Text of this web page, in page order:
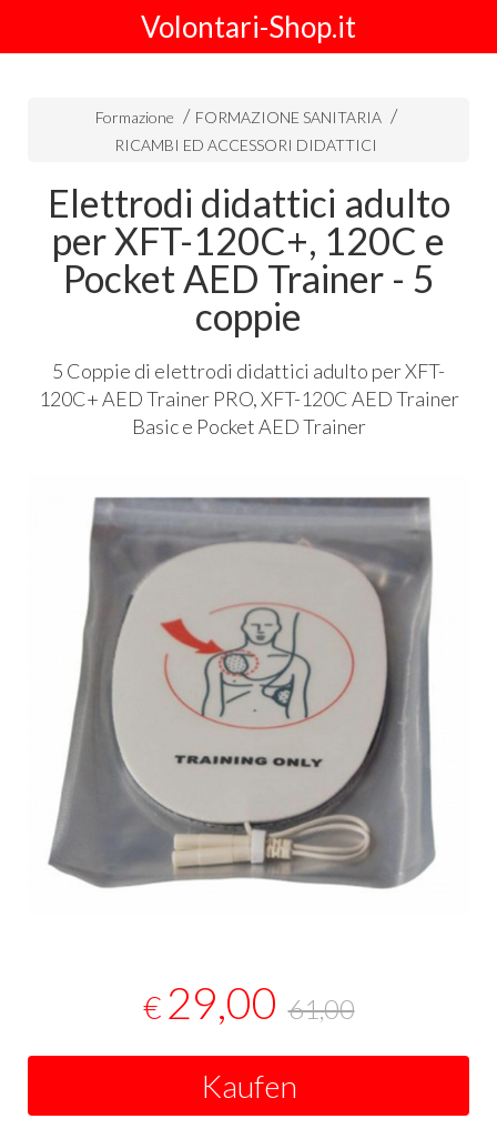
Volontari-Shop.it
Formazione
FORMAZIONE SANITARIA
RICAMBI ED ACCESSORI DIDATTICI
Elettrodi didattici adulto
per XFT-120C+, 120C e
Pocket AED Trainer - 5
coppie
5 Coppie di elettrodi didattici adulto perXFT-
120C+AEDTrainer PRO,XFT-120CAEDTrainer
Basic e PocketAEDTrainer
€ 29,00 61,00
Kaufen